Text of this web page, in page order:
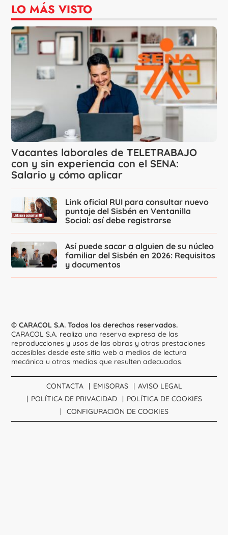
LO MÁS VISTO
Vacantes laborales de TELETRABAJO
con y sin experiencia con el SENA:
Salario y cómo aplicar
Link oficial RUI para consultar nuevo
puntaje del Sisbén en Ventanilla
Social: así debe registrarse
Así puede sacar a alguien de su núcleo
familiar del Sisbén en 2026: Requisitos
y documentos
© CARACOL S.A. Todos los derechos reservados.
CARACOL S.A. realiza una reserva expresa de las
reproducciones y usos de las obras y otras prestaciones
accesibles desde este sitio web a medios de lectura
mecánica u otros medios que resulten adecuados.
CONTACTA EMISORAS
AVISO LEGAL
POLÍTICA DE PRIVACIDAD
POLÍTICA DE COOKIES
CONFIGURACIÓN DE COOKIES